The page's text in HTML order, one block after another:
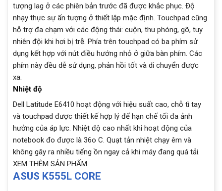
tượng lag ở các phiên bản trước đã được khắc phục. Độ
nhạy thực sự ấn tượng ở thiết lập mặc định. Touchpad cũng
hỗ trợ đa chạm với các động thái: cuộn, thu phóng, gõ, tuy
nhiên đội khi hơi bị trễ. Phía trên touchpad có ba phím sử
dụng kết hợp với nút điều hướng nhỏ ở giữa bàn phím. Các
phím này đều dễ sử dụng, phản hồi tốt và di chuyển được
xa.
Nhiệt độ
Dell Latitude E6410 hoạt động với hiệu suất cao, chỗ tì tay
và touchpad được thiết kế hợp lý để hạn chế tối đa ảnh
hưởng của áp lực. Nhiệt độ cao nhất khi hoạt động của
notebook đo được là 36o C. Quạt tản nhiệt chạy êm và
không gây ra nhiều tiếng ồn ngay cả khi máy đang quá tải.
XEM THÊM SẢN PHẨM
ASUS K555L CORE